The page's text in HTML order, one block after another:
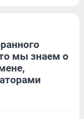
мы знаем о